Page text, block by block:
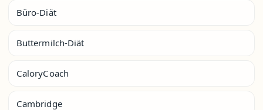
Büro-Diät
Buttermilch-Diät
CaloryCoach
Cambridge